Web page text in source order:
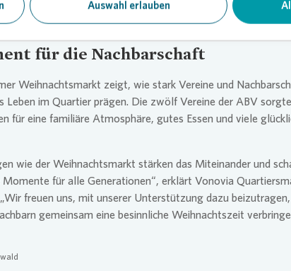
Auswahl erlauben
für die Nachbarschaft
Weihnachtsmarkt zeigt, wie stark Vereine und
Leben im Quartier prägen. Die zwölf Vereine der ABV
für eine familiäre Atmosphäre, gutes Essen und viele
wie der Weihnachtsmarkt stärken das Miteinander und
Momente für alle Generationen“, erklärt Vonovia
freuen uns, mit unserer Unterstützung dazu
gemeinsam eine besinnliche Weihnachtszeit